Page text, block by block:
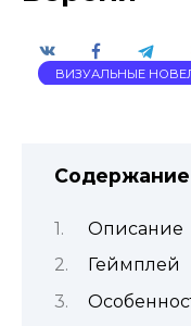
ВИЗУАЛЬНЫЕ
Содержание
Описание
Геймплей